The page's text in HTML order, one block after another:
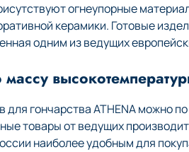
огнеупорные
керамики. Готовые
одним из ведущих
для гончарства ATHENA можно
товары от ведущих
наиболее удобным для